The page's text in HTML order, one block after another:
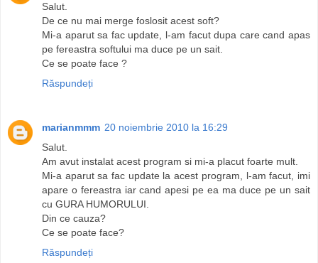
Salut.
De ce nu mai merge foslosit acest soft?
Mi-a aparut sa fac update, l-am facut dupa care cand apas
pe fereastra softului ma duce pe un sait.
Ce se poate face ?
Răspundeți
marianmmm 20 noiembrie 2010 la 16:29
Salut.
Am avut instalat acest program si mi-a placut foarte mult.
Mi-a aparut sa fac update la acest program, l-am facut, imi
apare o fereastra iar cand apesi pe ea ma duce pe un sait
cu GURA HUMORULUI.
Din ce cauza?
Ce se poate face?
Răspundeți